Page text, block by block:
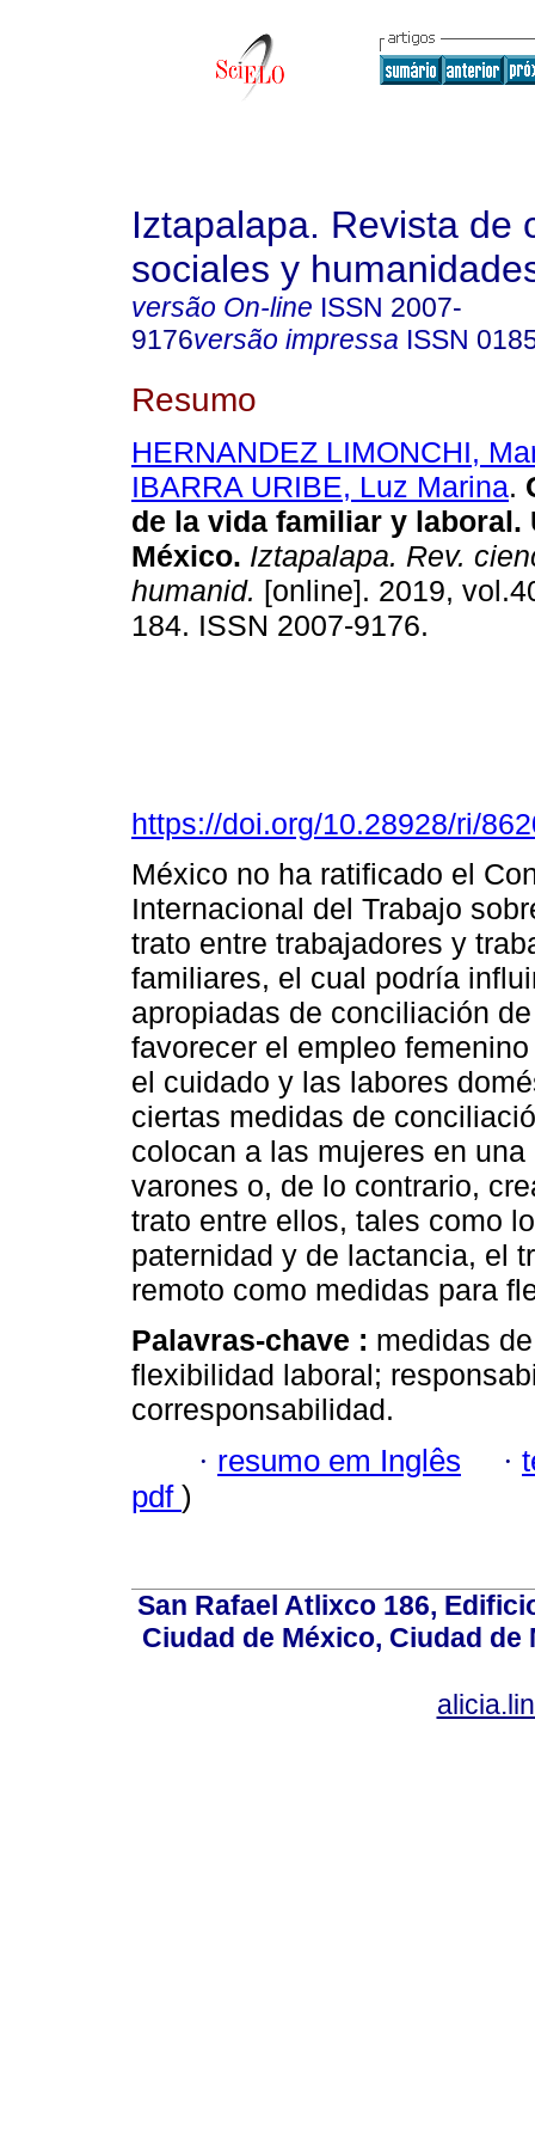
Iztapalapa. Revista de
sociales y
versão On-line ISSN 2007-
9176versão impressa ISSN
Resumo
HERNANDEZ LIMONCHI,
IBARRA URIBE, Luz Marina.
de la vida familiar y laboral.
México. Iztapalapa. Rev.
humanid. [online]. 2019,
184. ISSN 2007-9176.
https://doi.org/10.28928/ri/
México no ha ratificado el
Internacional del Trabajo
trato entre trabajadores y
familiares, el cual podría
apropiadas de conciliación
favorecer el empleo
el cuidado y las labores
ciertas medidas de
colocan a las mujeres en
varones o, de lo contrario,
trato entre ellos, tales como
paternidad y de lactancia, el
remoto como medidas para
Palavras-chave : medidas
flexibilidad laboral;
corresponsabilidad.
· resumo em Inglês ·
pdf )
San Rafael Atlixco 186,
Ciudad de México, Ciudad de